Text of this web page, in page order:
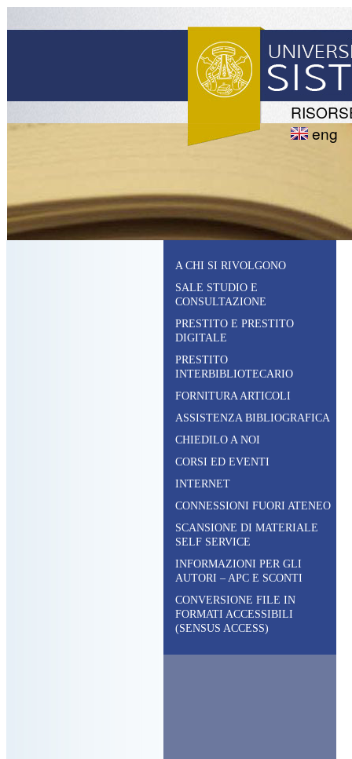
eng
A CHI SI RIVOLGONO
SALE STUDIO E
CONSULTAZIONE
PRESTITO E PRESTITO
DIGITALE
PRESTITO
INTERBIBLIOTECARIO
FORNITURA ARTICOLI
ASSISTENZA BIBLIOGRAFICA
CHIEDILO A NOI
CORSI ED EVENTI
INTERNET
CONNESSIONI FUORI ATENEO
SCANSIONE DI MATERIALE
SELF SERVICE
INFORMAZIONI PER GLI
AUTORI – APC E SCONTI
CONVERSIONE FILE IN
FORMATI ACCESSIBILI
(SENSUS ACCESS)